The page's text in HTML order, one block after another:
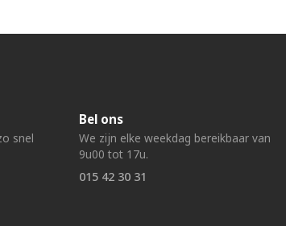
snel
Bel ons
We zijn elke weekdag bereikbaar van
9u00 tot 17u.
015 42 30 31